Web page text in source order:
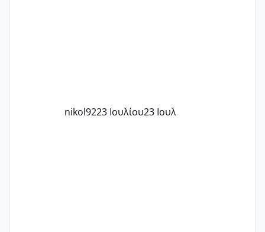
nikol9223 Ιουλίου23 Ιουλ